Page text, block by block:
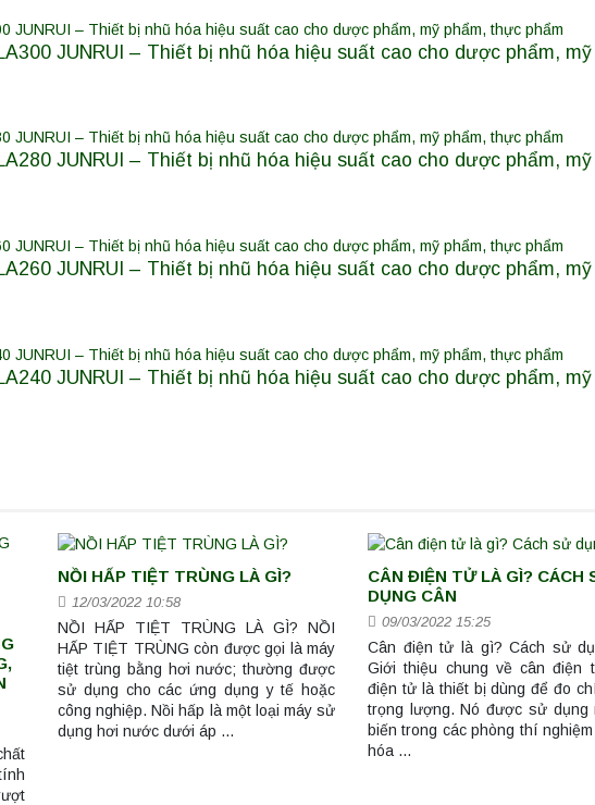
JUNRUI – Thiết bị nhũ hóa hiệu suất cao cho dược phẩm,
JUNRUI – Thiết bị nhũ hóa hiệu suất cao cho dược phẩm,
JUNRUI – Thiết bị nhũ hóa hiệu suất cao cho dược phẩm,
JUNRUI – Thiết bị nhũ hóa hiệu suất cao cho dược phẩm,
NỒI HẤP TIỆT TRÙNG LÀ GÌ?
12/03/2022 10:58
NỒI HẤP TIỆT TRÙNG LÀ GÌ? NỒI
HẤP TIỆT TRÙNG còn được gọi là máy
tiệt trùng bằng hơi nước; thường được
sử dụng cho các ứng dụng y tế hoặc
công nghiệp. Nồi hấp là một loại máy sử
dụng hơi nước dưới áp …
CÂN ĐIỆN TỬ LÀ GÌ? CÁCH
DỤNG CÂN
09/03/2022 15:25
Cân điện tử là gì? Cách sử
Giới thiệu chung về cân điện
điện tử là thiết bị dùng để đo
trọng lượng. Nó được sử dụng
biến trong các phòng thí
hóa …